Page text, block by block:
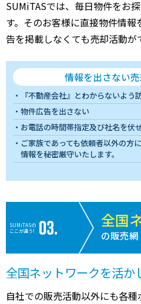
SUMiTASでは、毎日物件をお
す。そのお客様に直接物件情
告を掲載しなくても売却活動が
情報を出さない
『不動産会社』とわからないよう
物件広告を出さない
お電話の時間帯指定及び社名を伏
ご家族であっても依頼者以外の方
情報を秘密厳守いたします。
SUMiTASの
ここが違う!
全国
の販売網
全国ネットワークを活か
自社での販売活動以外にも各